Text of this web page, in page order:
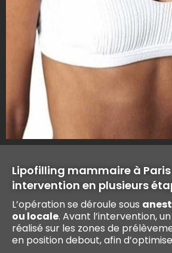
Lipofilling mammaire à Paris
intervention en plusieurs
L’opération se déroule sous
ou locale. Avant l’intervention,
réalisé sur les zones de
en position debout, afin